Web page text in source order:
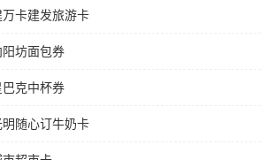
卡建发旅游卡
坊面包券
克中杯券
随心订牛奶卡